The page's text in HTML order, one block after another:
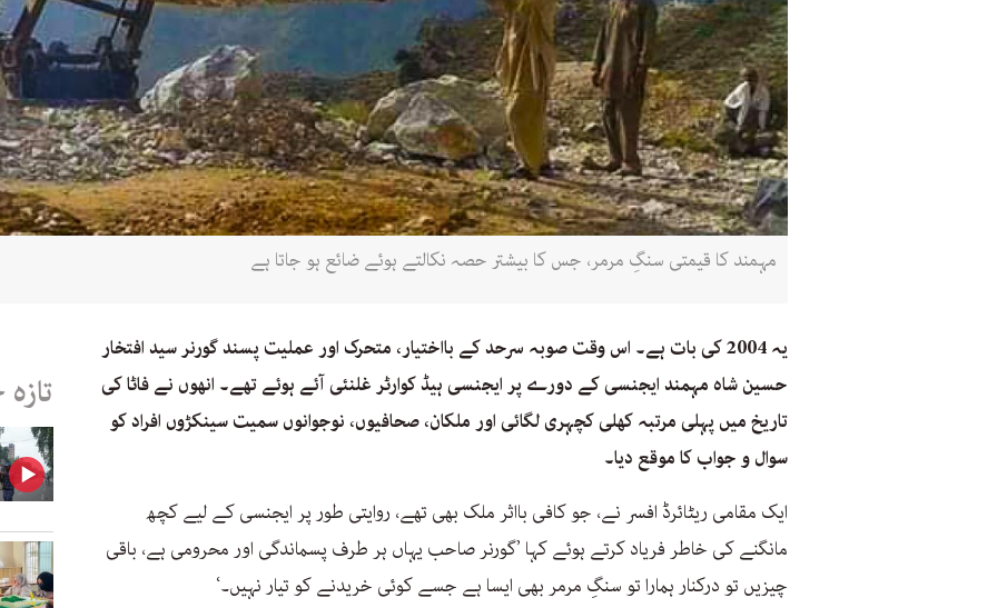
مہمند کا قیمتی سنگِ مرمر، جس کا بیشتر حصہ نکالتے ہوئے ضائع ہو جاتا ہے
یہ 2004 کی بات ہے۔ اس وقت صوبہ سرحد کے بااختیار، متحرک اور عملیت پسند گورنر سید افتخار
حسین شاہ مہمند ایجنسی کے دورے پر ایجنسی ہیڈ کوارٹر غلنئی آئے ہوئے تھے۔ انھوں نے فاٹا کی
تاریخ میں پہلی مرتبہ کھلی کچہری لگائی اور ملکان، صحافیوں، نوجوانوں سمیت سینکڑوں افراد کو
سوال و جواب کا موقع دیا۔
ایک مقامی ریٹائرڈ افسر نے، جو کافی بااثر ملک بھی تھے، روایتی طور پر ایجنسی کے لیے کچھ
مانگنے کی خاطر فریاد کرتے ہوئے کہا ’گورنر صاحب یہاں ہر طرف پسماندگی اور محرومی ہے، باقی
چیزیں تو درکنار ہمارا تو سنگِ مرمر بھی ایسا ہے جسے کوئی خریدنے کو تیار نہیں۔‘